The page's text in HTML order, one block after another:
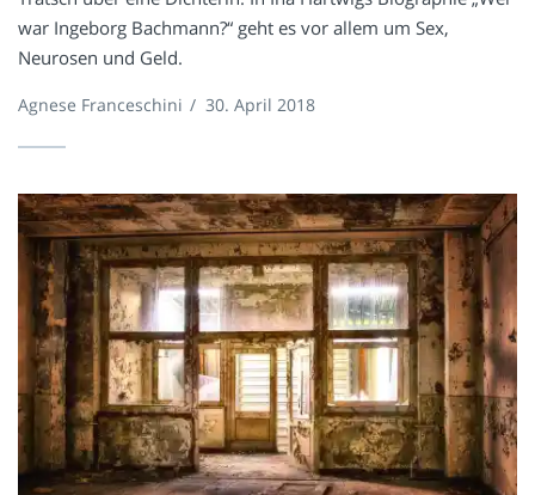
war Ingeborg Bachmann?“ geht es vor allem um Sex,
Neurosen und Geld.
Agnese Franceschini / 30. April 2018